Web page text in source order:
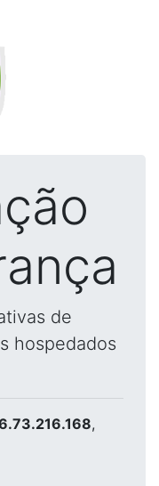
de
hospedados
,